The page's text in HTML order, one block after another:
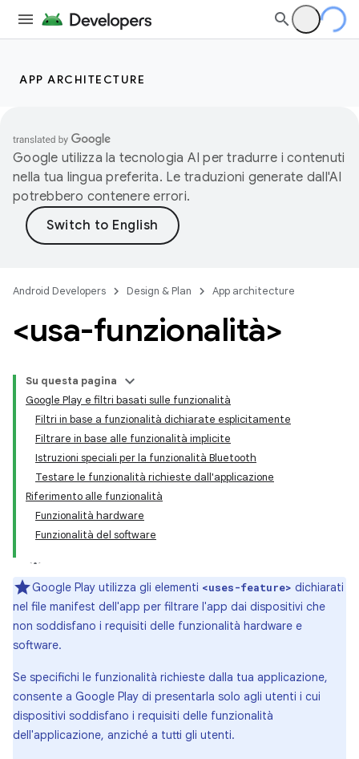
APP ARCHITECTURE
Google utilizza la tecnologia AI per tradurre i contenuti
nella tua lingua preferita. Le traduzioni generate dall'AI
potrebbero contenere errori.
Android Developers Design & Plan App architecture
<usa-funzionalità>
Su questa pagina
Google Play e filtri basati sulle funzionalità
Filtri in base a funzionalità dichiarate esplicitamente
Filtrare in base alle funzionalità implicite
Istruzioni speciali per la funzionalità Bluetooth
Testare le funzionalità richieste dall'applicazione
Riferimento alle funzionalità
Funzionalità hardware
Funzionalità del software
Google Play utilizza gli elementi <uses-feature> dichiarati
nel file manifest dell'app per filtrare l'app dai dispositivi che
non soddisfano i requisiti delle funzionalità hardware e
software.
Se specifichi le funzionalità richieste dalla tua applicazione,
consente a Google Play di presentarla solo agli utenti i cui
dispositivi soddisfano i requisiti delle funzionalità
dell'applicazione, anziché a tutti gli utenti.